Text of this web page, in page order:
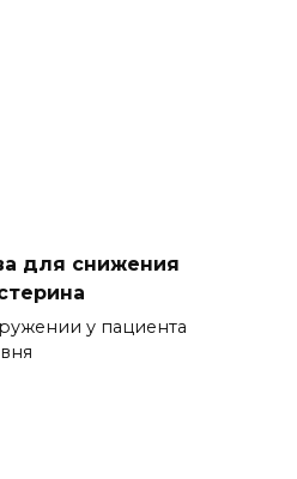
для снижения
у пациента